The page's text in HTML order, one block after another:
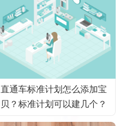
直通车标准计划怎么添加宝
贝？标准计划可以建几个？